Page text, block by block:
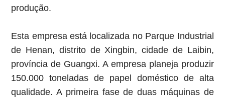
produção.
Esta empresa está localizada no Parque Industrial
de Henan, distrito de Xingbin, cidade de Laibin,
província de Guangxi. A empresa planeja produzir
150.000 toneladas de papel doméstico de alta
qualidade. A primeira fase de duas máquinas de